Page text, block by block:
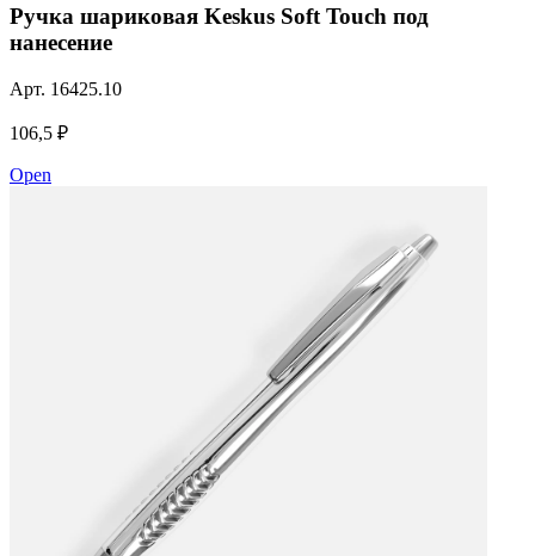
Ручка шариковая Keskus Soft Touch под
нанесение
Арт. 16425.10
106,5 ₽
Open